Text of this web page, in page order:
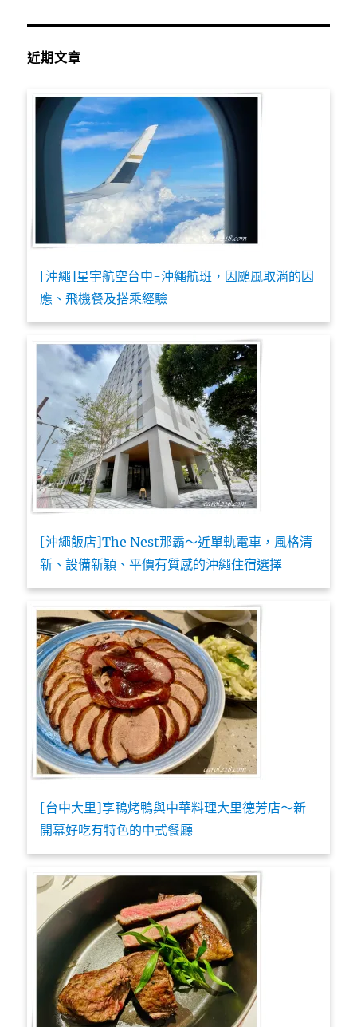
近期文章
[沖繩]星宇航空台中-沖繩航班，因颱風取消的因
應、飛機餐及搭乘經驗
[沖繩飯店]The Nest那霸～近單軌電車，風格清
新、設備新穎、平價有質感的沖繩住宿選擇
[台中大里]享鴨烤鴨與中華料理大里德芳店～新
開幕好吃有特色的中式餐廳